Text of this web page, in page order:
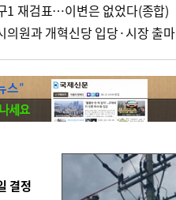
1 재검표…이변은 없었다(종합)
의원과 개혁신당 입당·시장 출
결정